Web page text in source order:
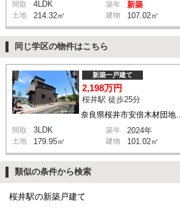
間取 4LDK 築年 新築
土地 214.32㎡ 建物 107.02㎡
同じ学区の物件はこちら
新築一戸建て
2,198万円
桜井駅 徒歩25分
間取 3LDK 築年 2024年
土地 179.95㎡ 建物 101.02㎡
類似の条件から検索
桜井駅の新築戸建て